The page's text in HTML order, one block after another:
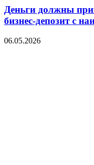
Деньги должны
бизнес-депозит с
06.05.2026